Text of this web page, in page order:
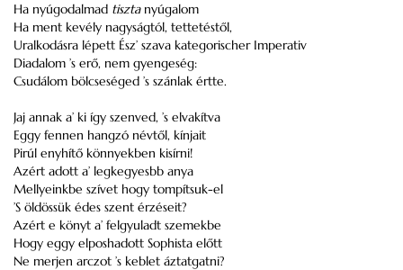
Ha nyúgodalmad tisztanyúgalom
Ha ment kevély nagyságtól, tettetéstől,
Uralkodásra lépett Ész’ szava kategorischer Imperativ
Diadalom ’s erő, nem gyengeség:
Csudálom bölcseséged ’s szánlak értte.
Jaj annak a’ ki így szenved, ’s elvakítva
Eggy fennen hangzó névtől, kínjait
Pirúl enyhítő könnyekben kisírni!
Azért adott a’ legkegyesbb anya
Mellyeinkbe szívet hogy tompítsuk-el
’S öldössük édes szent érzéseit?
Azért e könyt a’ felgyuladt szemekbe
Hogy eggy elposhadott Sophista előtt
Ne merjen arczot ’s keblet áztatgatni?